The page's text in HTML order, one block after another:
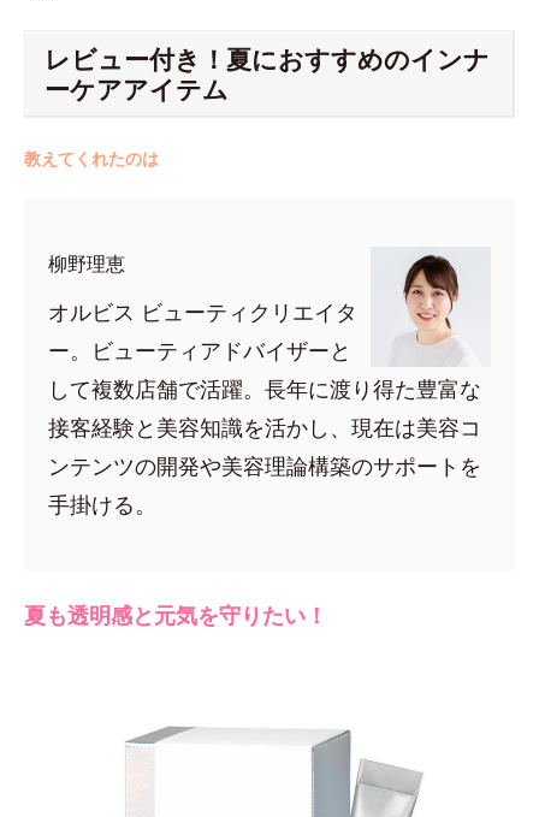
レビュー付き！夏におすすめのインナ
ーケアアイテム
教えてくれたのは
柳野理恵
オルビス ビューティクリエイタ
ー。ビューティアドバイザーと
して複数店舗で活躍。長年に渡り得た豊富な
接客経験と美容知識を活かし、現在は美容コ
ンテンツの開発や美容理論構築のサポートを
手掛ける。
夏も透明感と元気を守りたい！